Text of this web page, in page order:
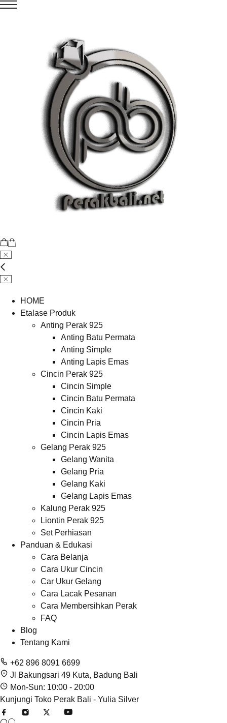
HOME
Etalase Produk
Anting Perak 925
Anting Batu Permata
Anting Simple
Anting Lapis Emas
Cincin Perak 925
Cincin Simple
Cincin Batu Permata
Cincin Kaki
Cincin Pria
Cincin Lapis Emas
Gelang Perak 925
Gelang Wanita
Gelang Pria
Gelang Kaki
Gelang Lapis Emas
Kalung Perak 925
Liontin Perak 925
Set Perhiasan
Panduan & Edukasi
Cara Belanja
Cara Ukur Cincin
Car Ukur Gelang
Cara Lacak Pesanan
Cara Membersihkan Perak
FAQ
Blog
Tentang Kami
+62 896 8091 6699
Jl Bakungsari 49 Kuta, Badung Bali
Mon-Sun: 10:00 - 20:00
Kunjungi Toko Perak Bali - Yulia Silver